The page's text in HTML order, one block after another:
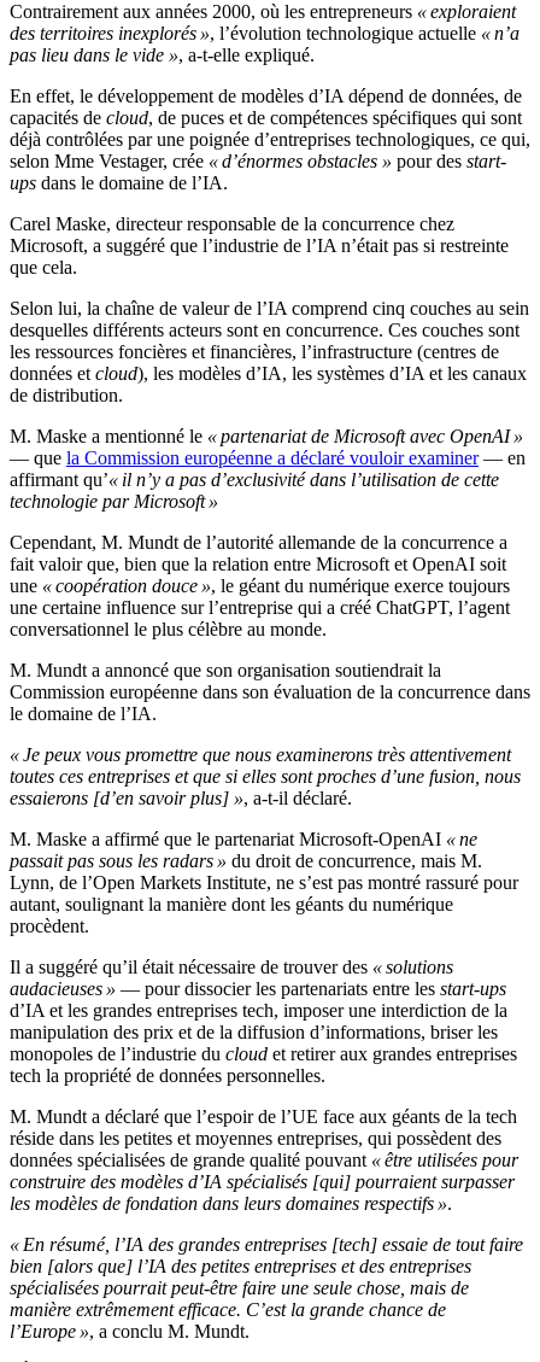
Contrairement aux années 2000, où les entrepreneurs « exploraient
des territoires inexplorés », l’évolution technologique actuelle « n’a
pas lieu dans le vide », a-t-elle expliqué.
En effet, le développement de modèles d’IA dépend de données, de
capacités de cloud, de puces et de compétences spécifiques qui sont
déjà contrôlées par une poignée d’entreprises technologiques, ce qui,
selon Mme Vestager, crée « d’énormes obstacles » pour des start-
ups dans le domaine de l’IA.
Carel Maske, directeur responsable de la concurrence chez
Microsoft, a suggéré que l’industrie de l’IA n’était pas si restreinte
que cela.
Selon lui, la chaîne de valeur de l’IA comprend cinq couches au sein
desquelles différents acteurs sont en concurrence. Ces couches sont
les ressources foncières et financières, l’infrastructure (centres de
données et cloud), les modèles d’IA, les systèmes d’IA et les canaux
de distribution.
M. Maske a mentionné le « partenariat de Microsoft avec OpenAI »
— que la Commission européenne a déclaré vouloir examiner— en
affirmant qu’« il n’y a pas d’exclusivité dans l’utilisation de cette
technologie par Microsoft »
Cependant, M. Mundt de l’autorité allemande de la concurrence a
fait valoir que, bien que la relation entre Microsoft et OpenAI soit
une « coopération douce », le géant du numérique exerce toujours
une certaine influence sur l’entreprise qui a créé ChatGPT, l’agent
conversationnel le plus célèbre au monde.
M. Mundt a annoncé que son organisation soutiendrait la
Commission européenne dans son évaluation de la concurrence dans
le domaine de l’IA.
« Je peux vous promettre que nous examinerons très attentivement
toutes ces entreprises et que si elles sont proches d’une fusion, nous
essaierons [d’en savoir plus] », a-t-il déclaré.
M. Maske a affirmé que le partenariat Microsoft-OpenAI « ne
passait pas sous les radars » du droit de concurrence, mais M.
Lynn, de l’Open Markets Institute, ne s’est pas montré rassuré pour
autant, soulignant la manière dont les géants du numérique
procèdent.
Il a suggéré qu’il était nécessaire de trouver des « solutions
audacieuses » — pour dissocier les partenariats entre les start-ups
d’IA et les grandes entreprises tech, imposer une interdiction de la
manipulation des prix et de la diffusion d’informations, briser les
monopoles de l’industrie du cloud et retirer aux grandes entreprises
tech la propriété de données personnelles.
M. Mundt a déclaré que l’espoir de l’UE face aux géants de la tech
réside dans les petites et moyennes entreprises, qui possèdent des
données spécialisées de grande qualité pouvant « être utilisées pour
construire des modèles d’IA spécialisés [qui] pourraient surpasser
les modèles de fondation dans leurs domaines respectifs ».
« En résumé, l’IA des grandes entreprises [tech] essaie de tout faire
bien [alors que] l’IA des petites entreprises et des entreprises
spécialisées pourrait peut-être faire une seule chose, mais de
manière extrêmement efficace. C’est la grande chance de
l’Europe », a conclu M. Mundt.